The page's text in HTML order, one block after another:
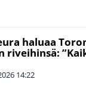
haluaa
riveihinsä:
14:22